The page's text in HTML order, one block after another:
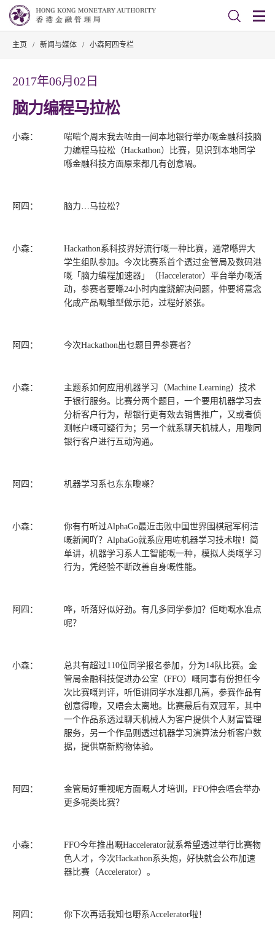
主页 / 新闻与媒体 / 小森阿四专栏
2017年06月02日
脑力编程马拉松
小森：
啱啱个周末我去咗由一间本地银行举办嘅金融科技脑
力编程马拉松（Hackathon）比赛，见识到本地同学
喺金融科技方面原来都几有创意喎。
阿四： 脑力…马拉松？
小森：
Hackathon系科技界好流行嘅一种比赛，通常喺畀大
学生组队参加。今次比赛系首个透过金管局及数码港
嘅「脑力编程加速器」（Haccelerator）平台举办嘅活
动，参赛者要喺24小时内度跷解决问题，仲要将意念
化成产品嘅雏型做示范，过程好紧张。
阿四： 今次Hackathon出乜题目畀参赛者？
小森：
主题系如何应用机器学习（Machine Learning）技术
于银行服务。比赛分两个题目，一个要用机器学习去
分析客户行为，帮银行更有效去销售推广，又或者侦
测帐户嘅可疑行为；另一个就系聊天机械人，用嚟同
银行客户进行互动沟通。
阿四： 机器学习系乜东东嚟㗎？
小森：
你有冇听过AlphaGo最近击败中国世界围棋冠军柯洁
嘅新闻吖？AlphaGo就系应用咗机器学习技术啦！简
单讲，机器学习系人工智能嘅一种，模拟人类嘅学习
行为，凭经验不断改善自身嘅性能。
阿四：
哗，听落好似好劲。有几多同学参加？佢哋嘅水准点
呢？
小森：
总共有超过110位同学报名参加，分为14队比赛。金
管局金融科技促进办公室（FFO）嘅同事有份担任今
次比赛嘅判评，听佢讲同学水准都几高，参赛作品有
创意得嚟，又唔会太离地。比赛最后有双冠军，其中
一个作品系透过聊天机械人为客户提供个人财富管理
服务，另一个作品则透过机器学习演算法分析客户数
据，提供崭新购物体验。
阿四：
金管局好重视呢方面嘅人才培训，FFO仲会唔会举办
更多呢类比赛？
小森：
FFO今年推出嘅Haccelerator就系希望透过举行比赛物
色人才，今次Hackathon系头炮，好快就会公布加速
器比赛（Accelerator）。
阿四： 你下次再话我知乜嘢系Accelerator啦！